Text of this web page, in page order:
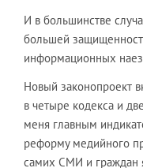
И в большинстве
большей
информационных
Новый законопроект
в четыре кодекса и
меня главным
реформу медийного
самих СМИ и граждан